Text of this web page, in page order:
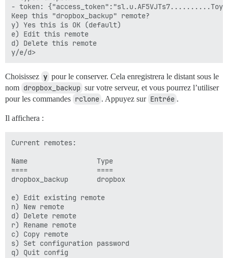
- token:
Keep this "dropbox_backup" remote?
y) Yes this is OK (default)
e) Edit this remote
d) Delete this remote
Choisissez y pour le conserver. Cela enregistrera le distant sous le
nom dropbox_backup sur votre serveur, et vous pourrez l’utiliser
pour les commandes rclone . Appuyez sur Entrée .
Il affichera :
Current remotes:
Name                 Type
====                 ====
dropbox_backup       dropbox
e) Edit existing remote
n) New remote
d) Delete remote
r) Rename remote
c) Copy remote
s) Set configuration password
q) Quit config